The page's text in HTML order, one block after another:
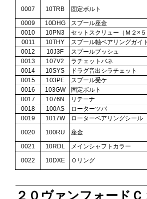
0007
10TRB 固定ボルト
0009
10DHG スプール座金
0010
10PN3 セットスクリュー（Ｍ２×５
0011
10THY スプール軸ベアリングガイ
0012
10J3F スプールブッシュ
0013
107V2 ラチェットバネ
0014
10SYS ドラグ音出シラチェット
0015
103PE スプール受ケ
0016
103GW 固定ボルト
0017
1076N リテーナ
0018
100AS ローターツバ
0019
1017W ローターベアリングシール
0020
100RU 座金
0021
10RDL メインシャフトカラー
0022
10DXE Ｏリング
２０ヴァンフォード